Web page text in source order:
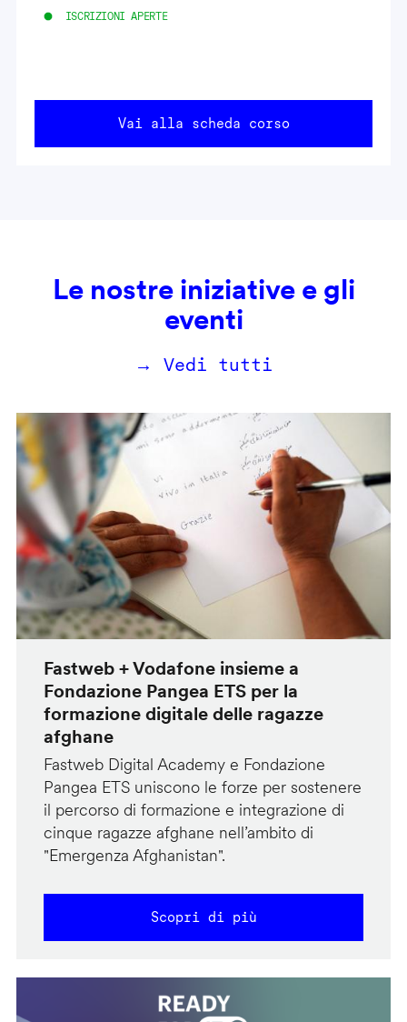
ISCRIZIONI APERTE
Vai alla scheda corso
Le nostre iniziative e gli
eventi
→ Vedi tutti
Fastweb + Vodafone insieme a
Fondazione Pangea ETS per la
formazione digitale delle ragazze
afghane
Fastweb Digital Academy e Fondazione
Pangea ETS uniscono le forze per sostenere
il percorso di formazione e integrazione di
cinque ragazze afghane nell’ambito di
"Emergenza Afghanistan".
Scopri di più